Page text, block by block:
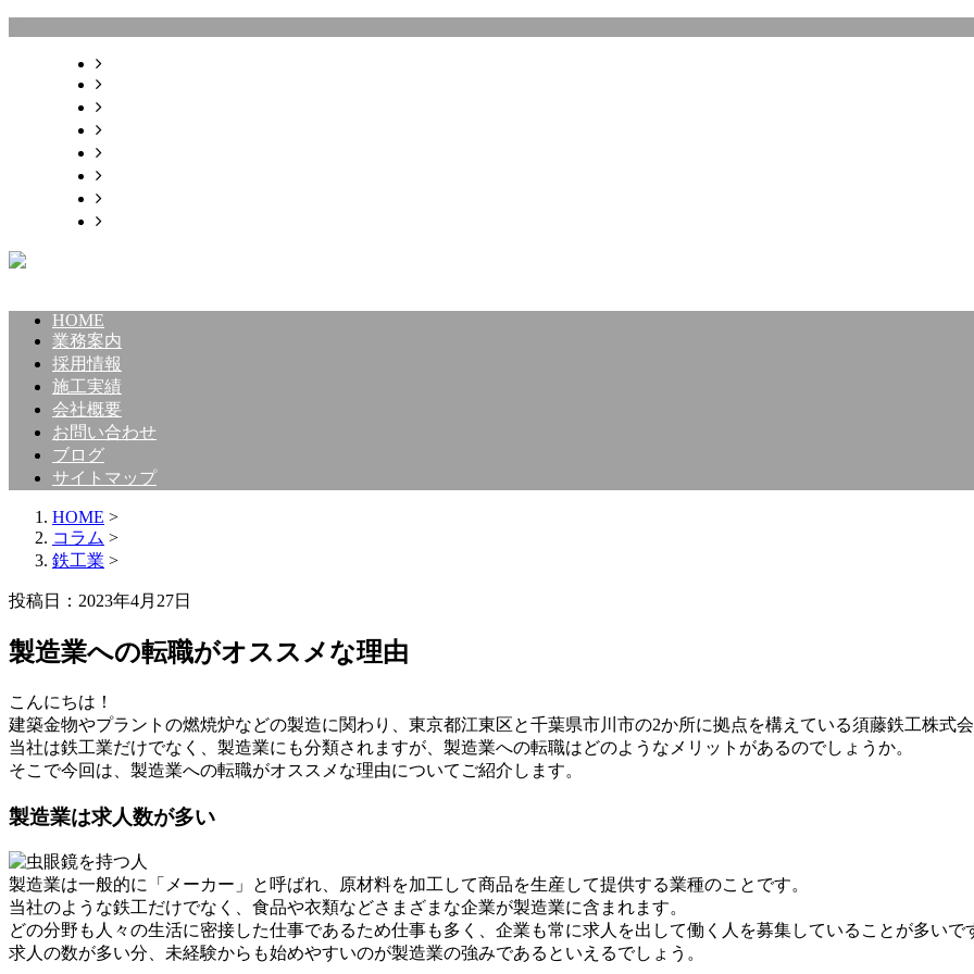
HOME
業務案内
採用情報
施工実績
会社概要
お問い合わせ
ブログ
サイトマップ
HOME >
コラム >
鉄工業 >
投稿日：2023年4月27日
製造業への転職がオススメな理由
こんにちは！
建築金物やプラントの燃焼炉などの製造に関わり、東京都江東区と千葉県市川市の2か所に拠点を構えている須藤鉄工株式会
当社は鉄工業だけでなく、製造業にも分類されますが、製造業への転職はどのようなメリットがあるのでしょうか。
そこで今回は、製造業への転職がオススメな理由についてご紹介します。
製造業は求人数が多い
製造業は一般的に「メーカー」と呼ばれ、原材料を加工して商品を生産して提供する業種のことです。
当社のような鉄工だけでなく、食品や衣類などさまざまな企業が製造業に含まれます。
どの分野も人々の生活に密接した仕事であるため仕事も多く、企業も常に求人を出して働く人を募集していることが多いで
求人の数が多い分、未経験からも始めやすいのが製造業の強みであるといえるでしょう。